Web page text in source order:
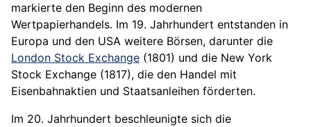
markierte den Beginn des modernen
Wertpapierhandels. Im 19. Jahrhundert entstanden in
Europa und den USA weitere Börsen, darunter die
London Stock Exchange (1801) und die New York
Stock Exchange (1817), die den Handel mit
Eisenbahnaktien und Staatsanleihen förderten.
Im 20. Jahrhundert beschleunigte sich die